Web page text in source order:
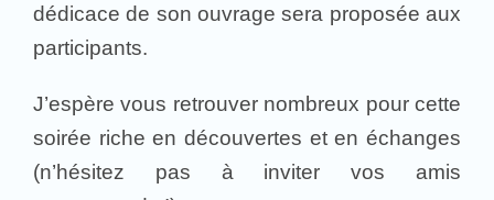
dédicace de son ouvrage sera proposée aux
participants.
J’espère vous retrouver nombreux pour cette
soirée riche en découvertes et en échanges
(n’hésitez pas à inviter vos amis